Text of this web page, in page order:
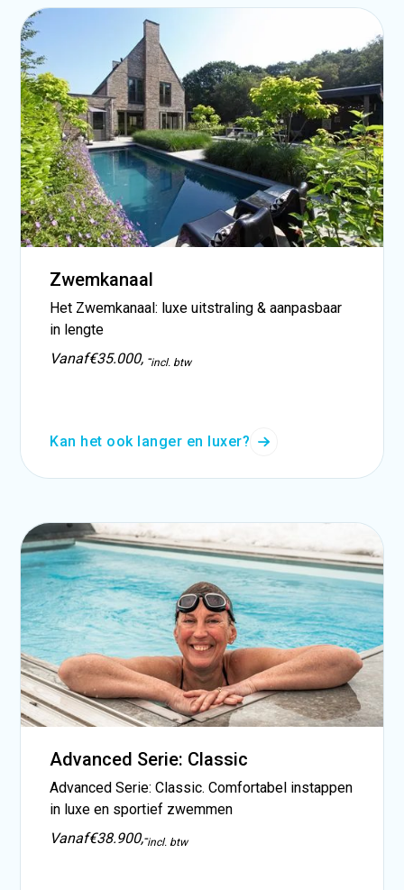
Zwemkanaal
Het Zwemkanaal: luxe uitstraling & aanpasbaar
in lengte
Vanaf€35.000, -incl. btw
Kan het ook langer en luxer?
Advanced Serie: Classic
Advanced Serie: Classic. Comfortabel instappen
in luxe en sportief zwemmen
Vanaf€38.900,-incl. btw